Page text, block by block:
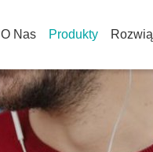
O Nas Produkty